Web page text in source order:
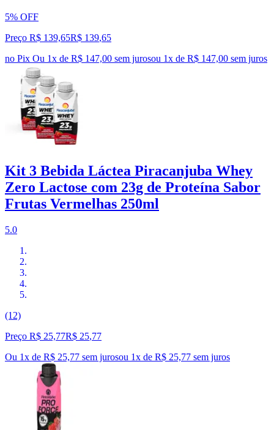
5% OFF
Preço R$ 139,65R$ 139,65
no Pix Ou 1x de R$ 147,00 sem jurosou 1x de R$ 147,00 sem juros
Kit 3 Bebida Láctea Piracanjuba Whey
Zero Lactose com 23g de Proteína Sabor
Frutas Vermelhas 250ml
5.0
(12)
Preço R$ 25,77R$ 25,77
Ou 1x de R$ 25,77 sem jurosou 1x de R$ 25,77 sem juros